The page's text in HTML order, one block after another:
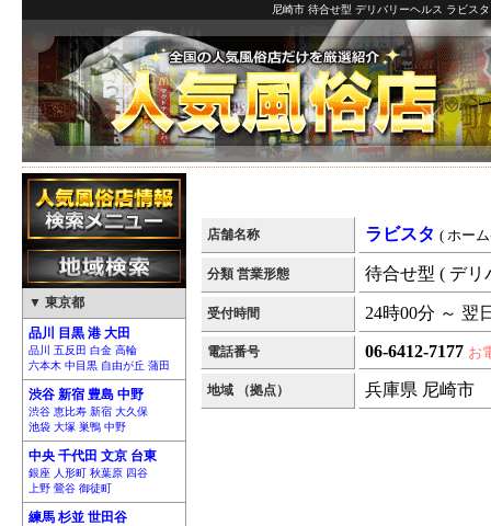
尼崎市 待合せ型 デリバリーヘルス ラビス
▼ 東京都
品川 目黒 港 大田
品川 五反田 白金 高輪
六本木 中目黒 自由が丘 蒲田
渋谷 新宿 豊島 中野
渋谷 恵比寿 新宿 大久保
池袋 大塚 巣鴨 中野
中央 千代田 文京 台東
銀座 人形町 秋葉原 四谷
上野 鶯谷 御徒町
練馬 杉並 世田谷
店舗名称 ラビスタ ( ホー
分類 営業形態 待合せ型 ( デリ
受付時間 24時00分 ～ 翌
電話番号 06-6412-7177 お
地域 （拠点） 兵庫県 尼崎市